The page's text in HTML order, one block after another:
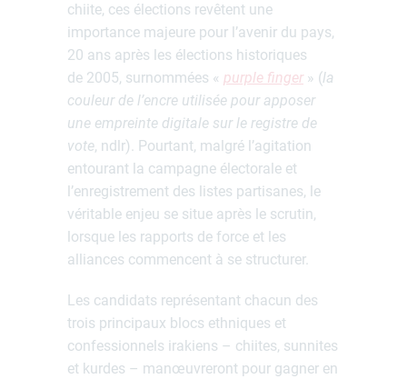
chiite, ces élections revêtent une
importance majeure pour l’avenir du pays,
20 ans après les élections historiques
de 2005, surnommées « purple finger » (la
couleur de l’encre utilisée pour apposer
une empreinte digitale sur le registre de
vote, ndlr). Pourtant, malgré l’agitation
entourant la campagne électorale et
l’enregistrement des listes partisanes, le
véritable enjeu se situe après le scrutin,
lorsque les rapports de force et les
alliances commencent à se structurer.
Les candidats représentant chacun des
trois principaux blocs ethniques et
confessionnels irakiens – chiites, sunnites
et kurdes – manœuvreront pour gagner en